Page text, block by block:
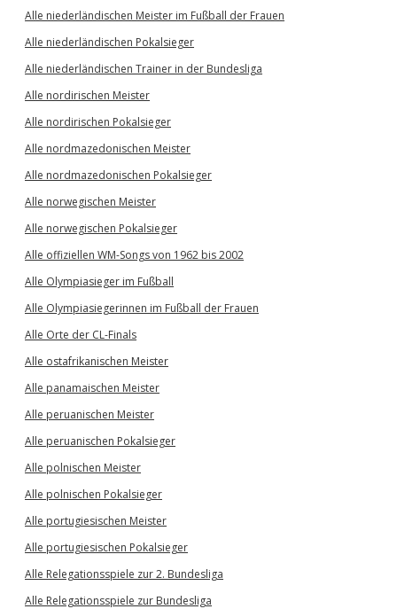
Alle niederländischen Meister im Fußball der Frauen
Alle niederländischen Pokalsieger
Alle niederländischen Trainer in der Bundesliga
Alle nordirischen Meister
Alle nordirischen Pokalsieger
Alle nordmazedonischen Meister
Alle nordmazedonischen Pokalsieger
Alle norwegischen Meister
Alle norwegischen Pokalsieger
Alle offiziellen WM-Songs von 1962 bis 2002
Alle Olympiasieger im Fußball
Alle Olympiasiegerinnen im Fußball der Frauen
Alle Orte der CL-Finals
Alle ostafrikanischen Meister
Alle panamaischen Meister
Alle peruanischen Meister
Alle peruanischen Pokalsieger
Alle polnischen Meister
Alle polnischen Pokalsieger
Alle portugiesischen Meister
Alle portugiesischen Pokalsieger
Alle Relegationsspiele zur 2. Bundesliga
Alle Relegationsspiele zur Bundesliga